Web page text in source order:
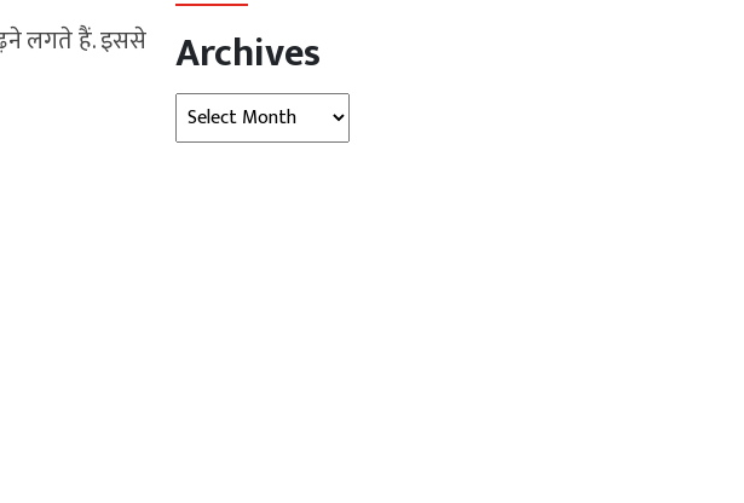
लगते हैं. इससे
Archives
Archives